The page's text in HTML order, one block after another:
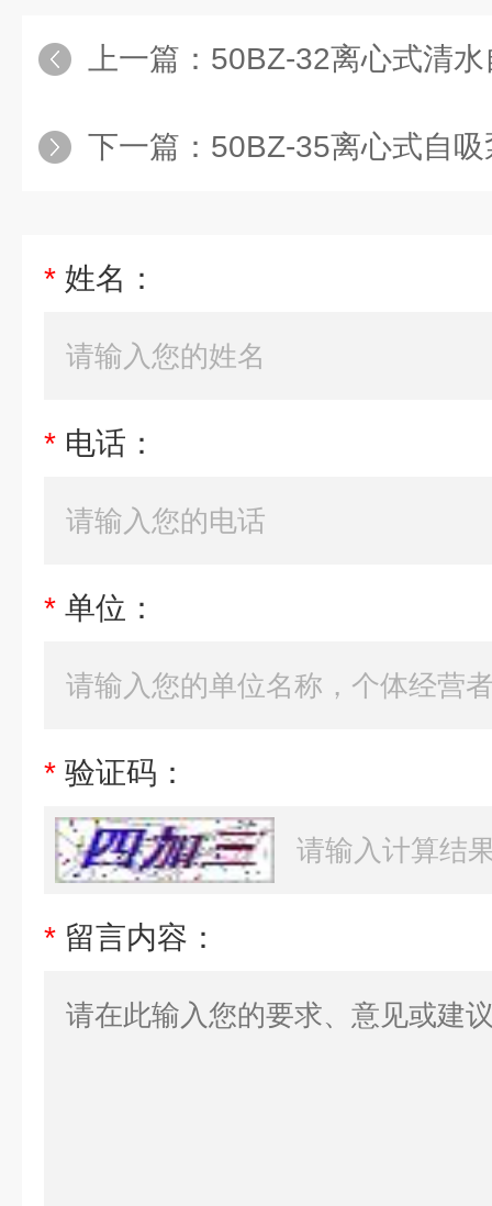
上一篇： 50BZ-32离心式清
下一篇： 50BZ-35离心式自吸
* 姓名：
* 电话：
* 单位：
* 验证码：
* 留言内容：